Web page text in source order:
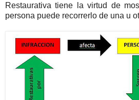
Restaurativa tiene la virtud de
persona puede recorrerlo de una u